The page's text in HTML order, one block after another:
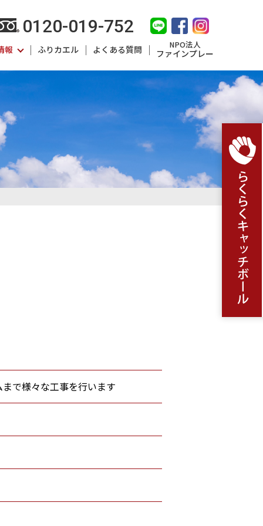
0120-019-752
報 ふりカエル よくある質問 NPO法人
ファインプレー
まで様々な工事を行います